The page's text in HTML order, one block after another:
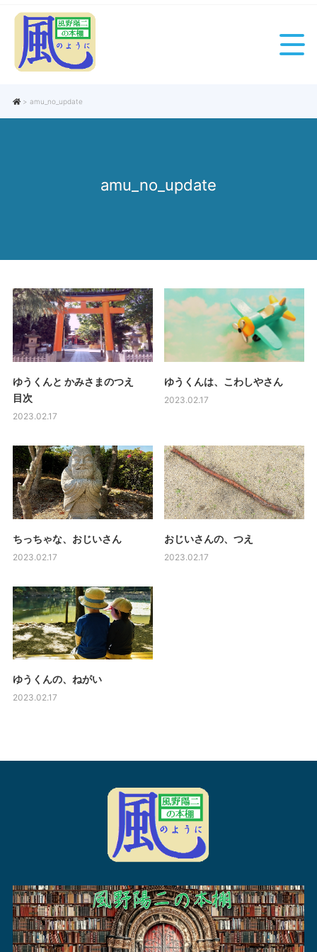
> amu_no_update
amu_no_update
ゆうくんと かみさまのつえ
目次
2023.02.17
ゆうくんは、こわしやさん
2023.02.17
ちっちゃな、おじいさん
2023.02.17
おじいさんの、つえ
2023.02.17
ゆうくんの、ねがい
2023.02.17